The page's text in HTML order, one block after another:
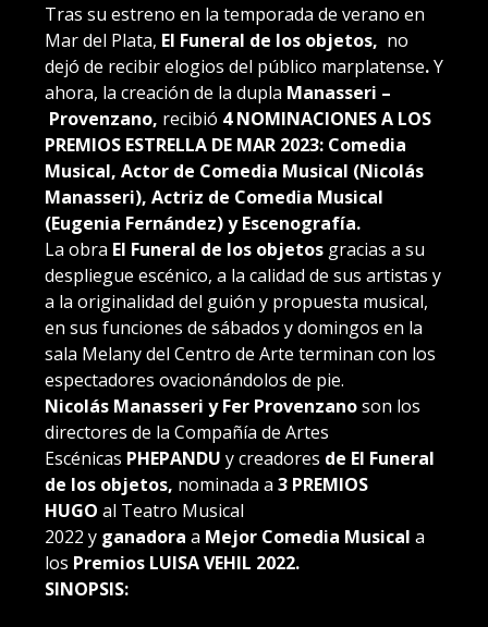
Tras su estreno en la temporada de verano en
Mar del Plata, El Funeral de los objetos, no
dejó de recibir elogios del público marplatense.Y
ahora, la creación de la dupla Manasseri –
Provenzano, recibió 4 NOMINACIONES A LOS
PREMIOS ESTRELLA DE MAR 2023: Comedia
Musical, Actor de Comedia Musical (Nicolás
Manasseri), Actriz de Comedia Musical
(Eugenia Fernández) y Escenografía.
La obra El Funeral de los objetos gracias a su
despliegue escénico, a la calidad de sus artistas y
a la originalidad del guión y propuesta musical,
en sus funciones de sábados y domingos en la
sala Melany del Centro de Arte terminan con los
espectadores ovacionándolos de pie.
Nicolás Manasseri y Fer Provenzanoson los
directores de la Compañía de Artes
Escénicas PHEPANDU y creadores de El Funeral
de los objetos, nominada a 3 PREMIOS
HUGO al Teatro Musical
2022 y ganadora a Mejor Comedia Musical a
los Premios LUISA VEHIL 2022.
SINOPSIS: